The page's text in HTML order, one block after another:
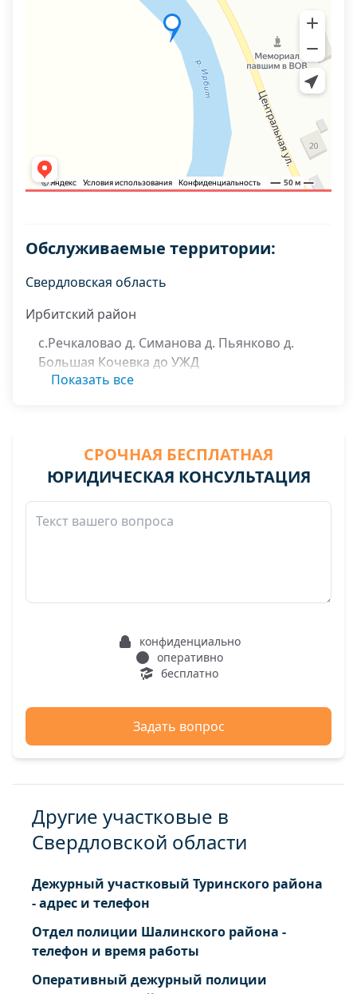
Обслуживаемые территории:
Свердловская область
Ирбитский район
с.Речкаловао д. Симанова д. Пьянково д.
Большая Кочевка до УЖД
Показать все
СРОЧНАЯ БЕСПЛАТНАЯ
ЮРИДИЧЕСКАЯ КОНСУЛЬТАЦИЯ
конфиденциально
оперативно
бесплатно
Задать вопрос
Другие участковые в
Свердловской области
Дежурный участковый Туринского района
- адрес и телефон
Отдел полиции Шалинского района -
телефон и время работы
Оперативный дежурный полиции